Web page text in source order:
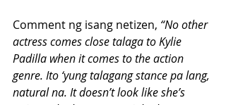
Comment ng isang netizen, “No other
actress comes close talaga to Kylie
Padilla when it comes to the action
genre. Ito ‘yung talagang stance pa lang,
natural na. It doesn’t look like she’s